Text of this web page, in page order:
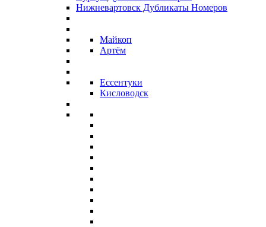
Нижневартовск Дубликаты Номеров
Майкоп
Артём
Ессентуки
Кисловодск